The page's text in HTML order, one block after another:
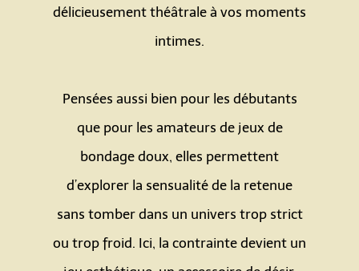
délicieusement théâtrale à vos moments
intimes.
Pensées aussi bien pour les débutants
que pour les amateurs de jeux de
bondage doux, elles permettent
d’explorer la sensualité de la retenue
sans tomber dans un univers trop strict
ou trop froid. Ici, la contrainte devient un